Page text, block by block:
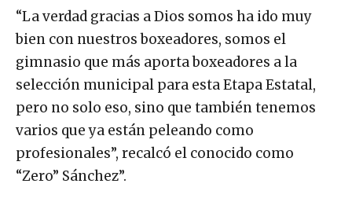
“La verdad gracias a Dios somos ha ido muy
bien con nuestros boxeadores, somos el
gimnasio que más aporta boxeadores a la
selección municipal para esta Etapa Estatal,
pero no solo eso, sino que también tenemos
varios que ya están peleando como
profesionales”, recalcó el conocido como
“Zero” Sánchez”.